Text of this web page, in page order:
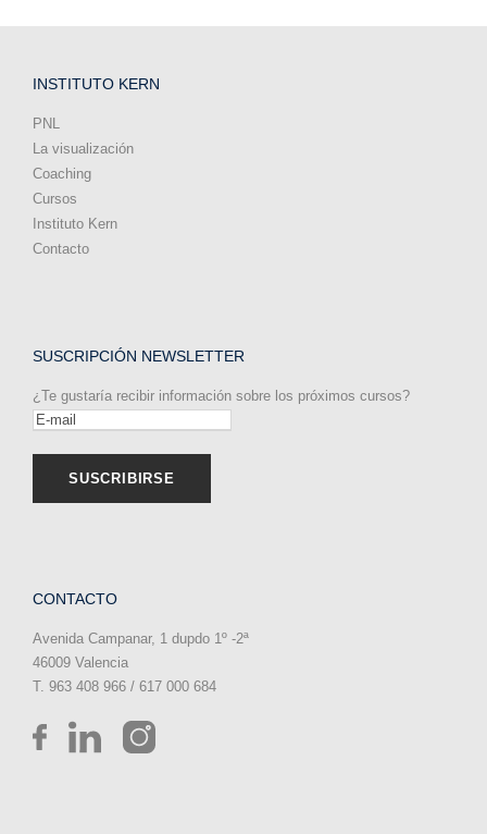
INSTITUTO KERN
PNL
La visualización
Coaching
Cursos
Instituto Kern
Contacto
SUSCRIPCIÓN NEWSLETTER
¿Te gustaría recibir información sobre los próximos cursos?
CONTACTO
Avenida Campanar, 1 dupdo 1º -2ª
46009 Valencia
T. 963 408 966 / 617 000 684